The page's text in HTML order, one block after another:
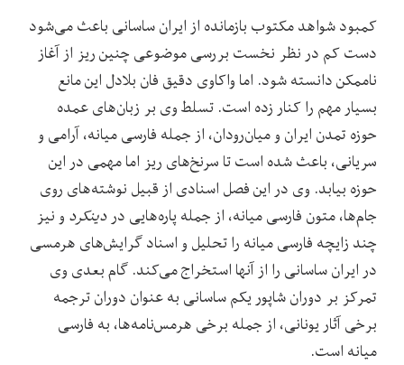
کمبود شواهد مکتوب بازمانده از ایران ساسانی باعث می‌شود
دست کم در نظر نخست بررسی موضوعی چنین ریز از آغاز
ناممکن دانسته شود. اما واکاوی دقیق فان بلادل این مانع
بسیار مهم را کنار زده است. تسلط وی بر زبان‌های عمده
حوزه تمدن ایران و میان‌رودان، از جمله فارسی میانه، آرامی و
سریانی، باعث شده است تا سرنخ‌های ریز اما مهمی در این
حوزه بیابد. وی در این فصل اسنادی از قبیل نوشته‌های روی
جام‌ها، متون فارسی میانه، از جمله پاره‌هایی دردینکرد و نیز
چند زایچه فارسی میانه را تحلیل و اسناد گرایش‌های هرمسی
در ایران ساسانی را از آنها استخراج می‌کند. گام بعدی وی
تمرکز بر دوران شاپور یکم ساسانی به عنوان دوران ترجمه
برخی آثار یونانی، از جمله برخی هرمس‌نامه‌ها، به فارسی
میانه است.